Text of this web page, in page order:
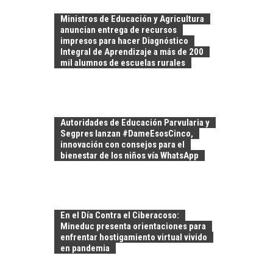
Ministros de Educación y Agricultura
anuncian entrega de recursos
impresos para hacer Diagnóstico
Integral de Aprendizaje a más de 200
mil alumnos de escuelas rurales
Autoridades de Educación Parvularia y
Segpres lanzan #DameEsosCinco,
innovación con consejos para el
bienestar de los niños vía WhatsApp
En el Día Contra el Ciberacoso:
Mineduc presenta orientaciones para
enfrentar hostigamiento virtual vivido
en pandemia
LOS SERVICIOS
DIGITALES
EXPORTADOS DESDE
CHILE
Chile:…
DESIERTO DE
ATACAMA:
OPORTUNIDADES